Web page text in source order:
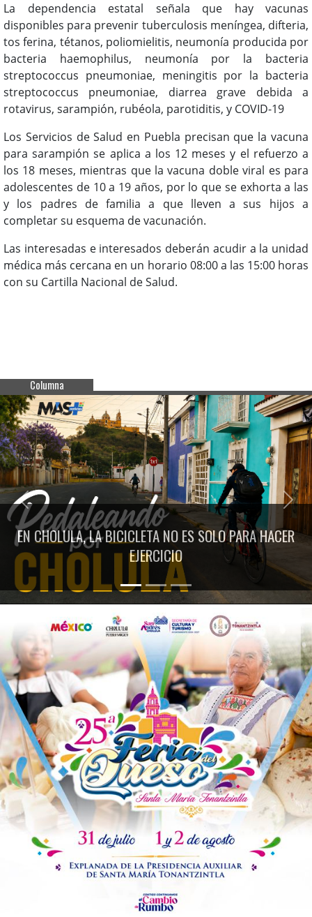
La dependencia estatal señala que hay vacunas
disponibles para prevenir tuberculosis meníngea, difteria,
tos ferina, tétanos, poliomielitis, neumonía producida por
bacteria haemophilus, neumonía por la bacteria
streptococcus pneumoniae, meningitis por la bacteria
streptococcus pneumoniae, diarrea grave debida a
rotavirus, sarampión, rubéola, parotiditis, y COVID-19
Los Servicios de Salud en Puebla precisan que la vacuna
para sarampión se aplica a los 12 meses y el refuerzo a
los 18 meses, mientras que la vacuna doble viral es para
adolescentes de 10 a 19 años, por lo que se exhorta a las
y los padres de familia a que lleven a sus hijos a
completar su esquema de vacunación.
Las interesadas e interesados deberán acudir a la unidad
médica más cercana en un horario 08:00 a las 15:00 horas
con su Cartilla Nacional de Salud.
Columna
EN CHOLULA, LA BICICLETA NO ES SOLO PARA HACER
EJERCICIO
Previous Next